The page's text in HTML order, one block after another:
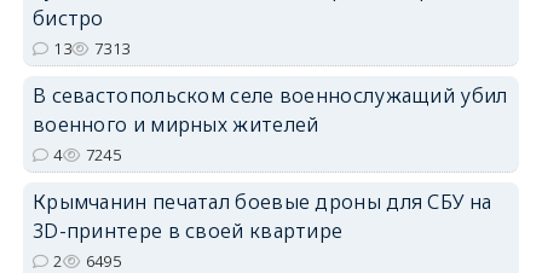
бистро
13 7313
В севастопольском селе военнослужащий убил
военного и мирных жителей
4 7245
Крымчанин печатал боевые дроны для СБУ на
3D-принтере в своей квартире
2 6495